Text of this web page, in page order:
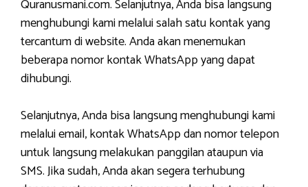
Quranusmani.com. Selanjutnya, Anda bisa langsung
menghubungi kami melalui salah satu kontak yang
tercantum di website. Anda akan menemukan
beberapa nomor kontak WhatsApp yang dapat
dihubungi.
Selanjutnya, Anda bisa langsung menghubungi kami
melalui email, kontak WhatsApp dan nomor telepon
untuk langsung melakukan panggilan ataupun via
SMS. Jika sudah, Anda akan segera terhubung